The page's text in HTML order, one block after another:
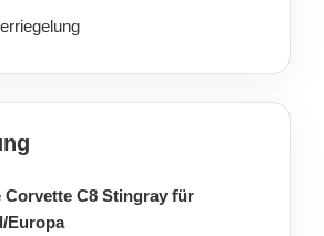
Corvette C8 Stingray für
Europa